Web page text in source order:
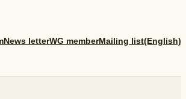
News letterWG memberMailing list(English)